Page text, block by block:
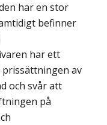
har en stor
befinner
har ett
av
och svår att
på